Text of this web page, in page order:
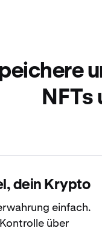
NFTs
dein Krypto
einfach.
über